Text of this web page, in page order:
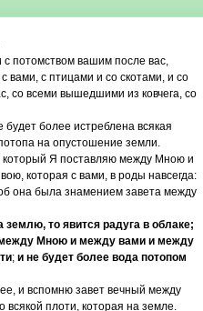
потомством вашим после вас,
вами, с птицами и со скотами, и со
со всеми вышедшими из ковчега, со
более истреблена всякая
на опустошение земли.
который Я поставляю между Мною и
которая с вами, в роды навсегда:
она была знамением завета между
землю, то явится радуга в облаке;
Мною и между вами и между
; и не будет более вода потопом
и вспомню завет вечный между
плоти, которая на земле.